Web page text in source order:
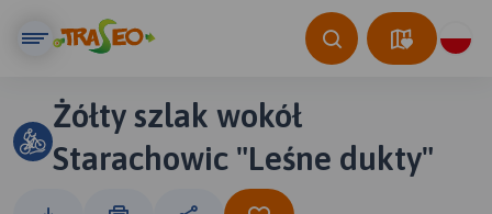
Żółty szlak wokół
Starachowic "Leśne dukty"